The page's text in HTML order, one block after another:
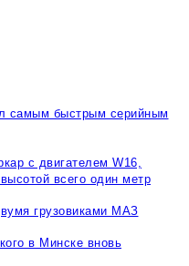
самым быстрым серийным
с двигателем W16,
всего один метр
грузовиками МАЗ
в Минске вновь